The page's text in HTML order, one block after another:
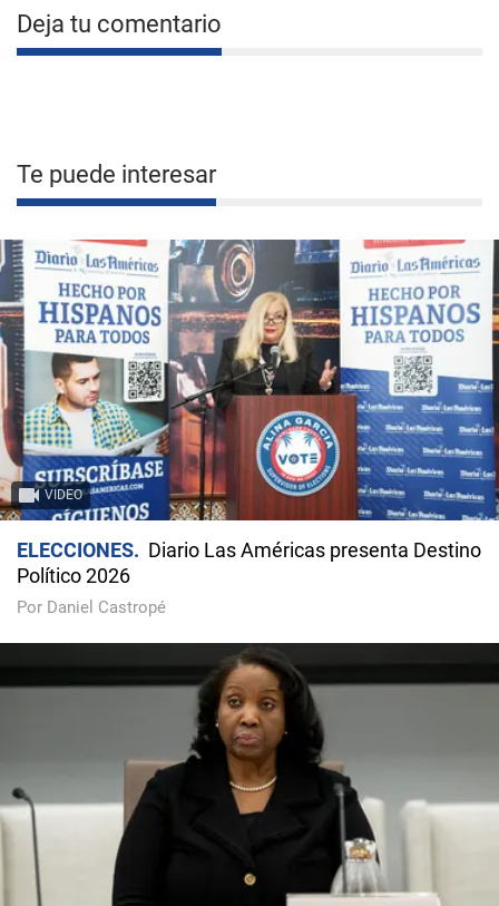
Deja tu comentario
Te puede interesar
VIDEO
ELECCIONES
Diario Las Américas presenta Destino
Político 2026
Por Daniel Castropé